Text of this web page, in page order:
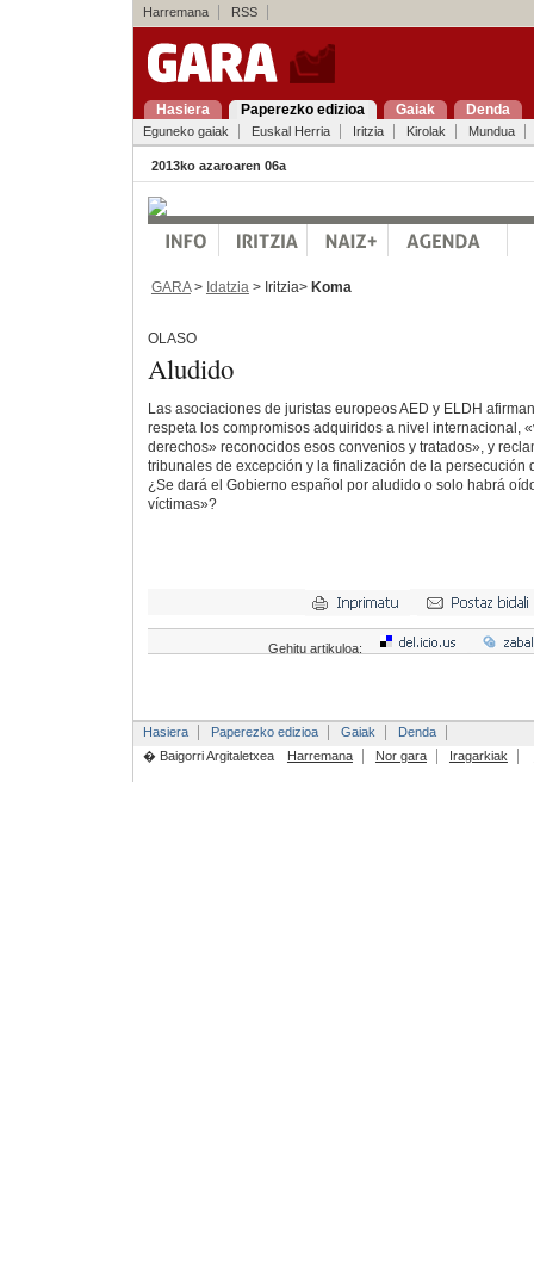
Harremana RSS
Hasiera Paperezko edizioa Gaiak Denda
Eguneko gaiak Euskal Herria Iritzia Kirolak Mundua
2013ko azaroaren 06a
GARA> Idatzia > Iritzia> Koma
OLASO
Aludido
Las asociaciones de juristas europeos AED y ELDH
respeta los compromisos adquiridos a nivel internacional,
derechos» reconocidos esos convenios y tratados», y
tribunales de excepción y la finalización de la persecución
¿Se dará el Gobierno español por aludido o solo habrá
víctimas»?
Gehitu artikuloa:
Hasiera Paperezko edizioa Gaiak
Denda
� Baigorri Argitaletxea
Harremana Nor gara Iragarkiak